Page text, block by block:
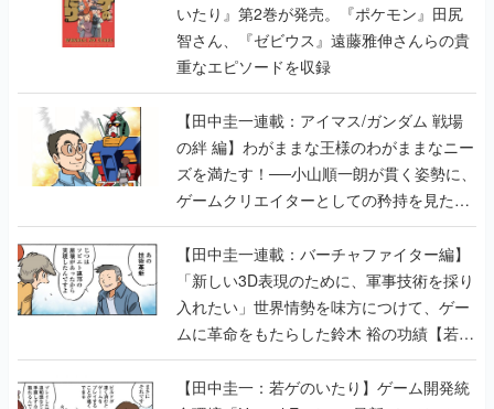
いたり』第2巻が発売。『ポケモン』田尻
智さん、『ゼビウス』遠藤雅伸さんらの貴
重なエピソードを収録
【田中圭一連載：アイマス/ガンダム 戦場
の絆 編】わがままな王様のわがままなニー
ズを満たす！──小山順一朗が貫く姿勢に、
ゲームクリエイターとしての矜持を見た
【若ゲのいたり最終回】
【田中圭一連載：バーチャファイター編】
「新しい3D表現のために、軍事技術を採り
入れたい」世界情勢を味方につけて、ゲー
ムに革命をもたらした鈴木 裕の功績【若ゲ
のいたり】
【田中圭一：若ゲのいたり】ゲーム開発統